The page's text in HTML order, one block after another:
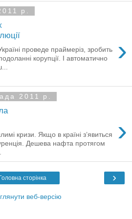
р.
›
проведе праймеріз, зробить
корупції. І автоматично
2011 р.
›
кризи. Якщо в країні з’явиться
Дешева нафта протягом
›
Головна сторінка
веб-версію